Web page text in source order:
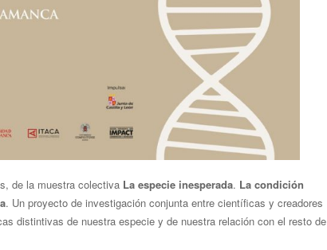
de la muestra colectiva La especie inesperada. La condición
. Un proyecto de investigación conjunta entre científicas y creadores
distintivas de nuestra especie y de nuestra relación con el resto de